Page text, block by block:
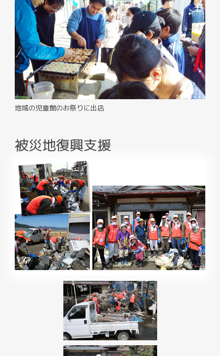
地域の児童館のお祭りに出店
被災地復興支援